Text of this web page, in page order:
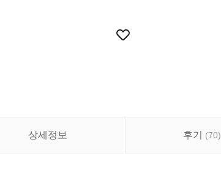
상세정보 후기 (70)